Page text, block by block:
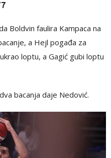
Boldvin faulira Kampaca na
a Hejl pogađa za
loptu, a Gagić gubi loptu
bacanja daje Nedović.